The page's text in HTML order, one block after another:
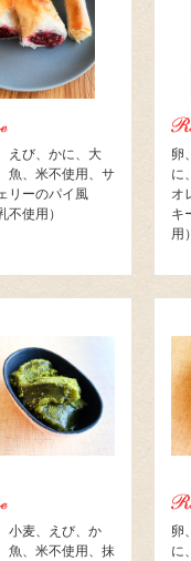
えび、かに、大
魚、米不使用、サ
リーのパイ風
不使用）
卵
に
オ
キ
用）
小麦、えび、か
魚、米不使用、抹
卵
に